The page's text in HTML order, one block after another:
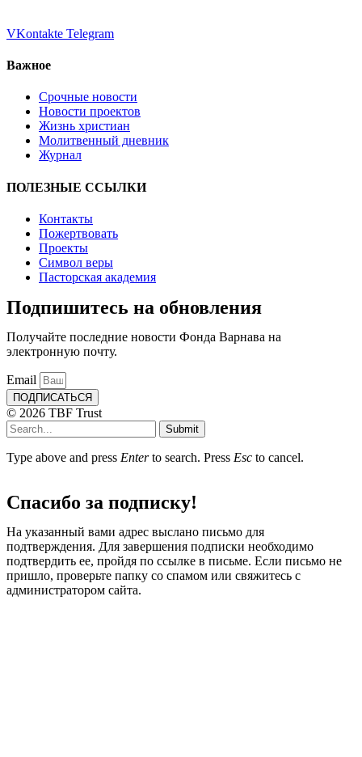
VKontakte Telegram
Важное
Срочные новости
Новости проектов
Жизнь христиан
Молитвенный дневник
Журнал
ПОЛЕЗНЫЕ ССЫЛКИ
Контакты
Пожертвовать
Проекты
Символ веры
Пасторская академия
Подпишитесь на обновления
Получайте последние новости Фонда Варнава на
электронную почту.
Email
ПОДПИСАТЬСЯ
© 2026 TBF Trust
Submit
Type above and press Enterto search. Press Esc to cancel.
Спасибо за подписку!
На указанный вами адрес выслано письмо для
подтверждения. Для завершения подписки необходимо
подтвердить ее, пройдя по ссылке в письме. Если письмо не
пришло, проверьте папку со спамом или свяжитесь с
администратором сайта.